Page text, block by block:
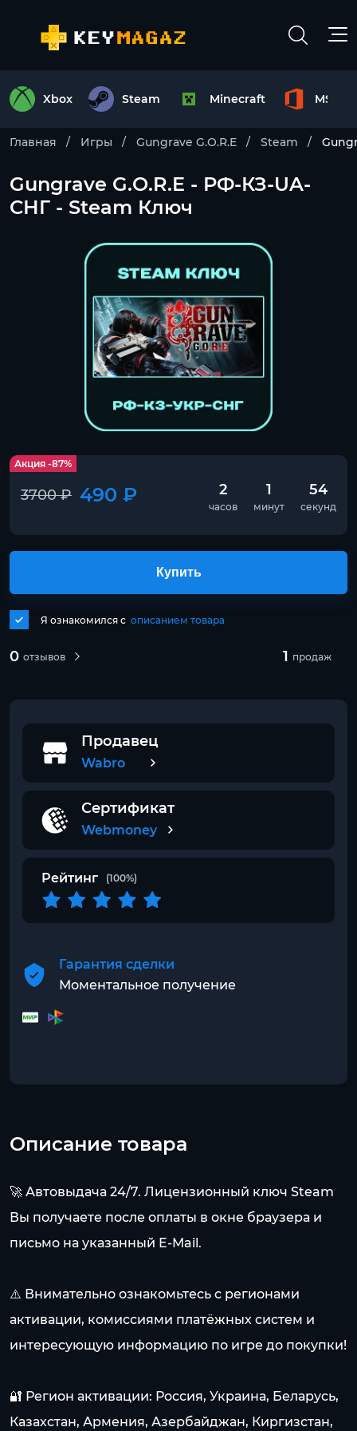
Xbox Steam Minecraft MS
Главная Игры Gungrave G.O.R.E Steam
Gungrave G.O.R.E - РФ-КЗ-UA-
СНГ - Steam Ключ
Акция -87%
3700 ₽ 490 ₽ 2
часов
1
минут
54
секунд
0 отзывов 1 продаж
Я ознакомился с описанием товара
Купить
Продавец
Wabro
Сертификат
Webmoney
Рейтинг (100%)
Гарантия сделки
Моментальное получение
Описание товара
🚀 Автовыдача 24/7. Лицензионный ключ Steam
Вы получаете после оплаты в окне браузера и
письмо на указанный E-Mail.
⚠️ Внимательно ознакомьтесь с регионами
активации, комиссиями платёжных систем и
интересующую информацию по игре до покупки!
🔐 Регион активации: Россия, Украина, Беларусь,
Казахстан, Армения, Азербайджан, Киргизстан,